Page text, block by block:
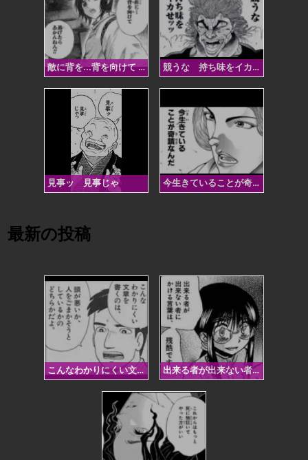
敵に背を...背を向けて 逃げたらあかんねん!! 競うな 持ち味をイカせッッ
見事ッ 見事じゃ 今生きていることが奇跡なんだ
最新の投稿
こんなわかりにくい文章を書くのは、頭が悪いか、人をごまかそうとしているかのどちらかだよ。 出来る者が出来ない者にかける言葉は、残酷です